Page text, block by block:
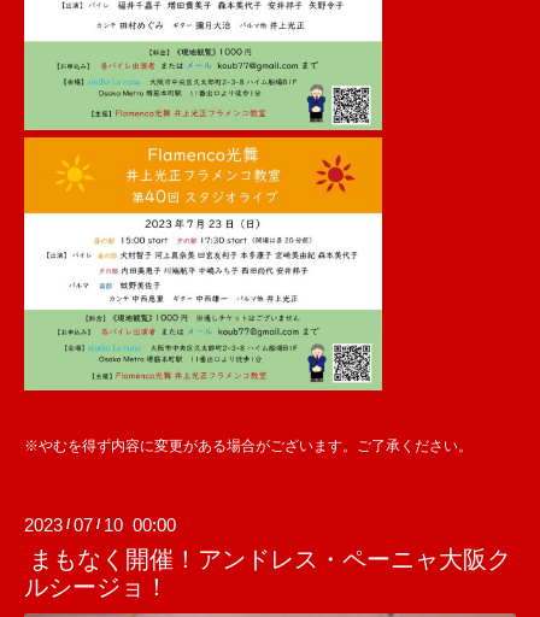
※やむを得ず内容に変更がある場合がございます。ご了承ください。
2023 /07 / 10 00:00
まもなく開催！アンドレス・ペーニャ大阪ク
ルシージョ！